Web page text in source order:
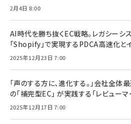
2月4日 8:00
AI時代を勝ち抜くEC戦略。レガシーシ
「Shopify」で実現するPDCA高速化と
2025年12月23日 7:00
「声のする方に、進化する。」会社全体
の「補完型EC」 が実践する「レビューマ
2025年12月17日 7:00